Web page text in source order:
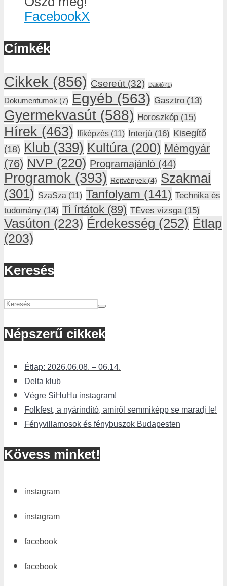
FacebookX
Címkék
Cikkek (856) Csereút (32) Daloló (1)
Dokumentumok (7) Egyéb (563) Gasztro (13)
Gyermekvasút (588) Horoszkóp (15)
Hírek (463) Ifiképzés (11) Interjú (16) Kisegítő
(18) Klub (339) Kultúra (200) Mémgyár
(76) NVP (220) Programajánló (44)
Programok (393) Rejtvények (4) Szakmai
(301) SzaSza (11) Tanfolyam (141) Technika és
tudomány (14) Ti írtátok (89) TÉves vizsga (15)
Vasúton (223) Érdekesség (252) Étlap
(203)
Keresés
Népszerű cikkek
Étlap: 2026.06.08. – 06.14.
Delta klub
Végre SiHuHu instagram!
Folkfest, a nyárindító, amiről semmiképp se maradj le!
Fényvillamosok és fénybuszok Budapesten
Kövess minket!
instagram
instagram
facebook
facebook